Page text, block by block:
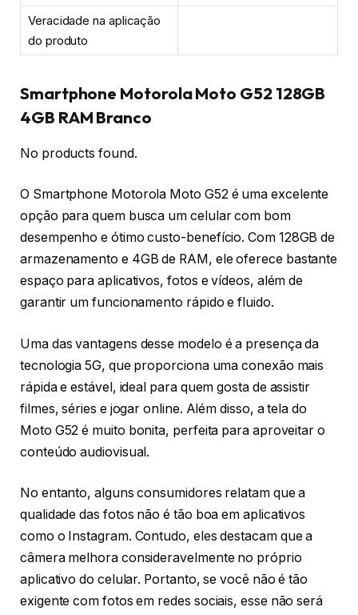
Veracidade na aplicação
do produto
Smartphone Motorola Moto G52 128GB
4GB RAM Branco
No products found.
O Smartphone Motorola Moto G52 é uma excelente
opção para quem busca um celular com bom
desempenho e ótimo custo-benefício. Com 128GB de
armazenamento e 4GB de RAM, ele oferece bastante
espaço para aplicativos, fotos e vídeos, além de
garantir um funcionamento rápido e fluido.
Uma das vantagens desse modelo é a presença da
tecnologia 5G, que proporciona uma conexão mais
rápida e estável, ideal para quem gosta de assistir
filmes, séries e jogar online. Além disso, a tela do
Moto G52 é muito bonita, perfeita para aproveitar o
conteúdo audiovisual.
No entanto, alguns consumidores relatam que a
qualidade das fotos não é tão boa em aplicativos
como o Instagram. Contudo, eles destacam que a
câmera melhora consideravelmente no próprio
aplicativo do celular. Portanto, se você não é tão
exigente com fotos em redes sociais, esse não será